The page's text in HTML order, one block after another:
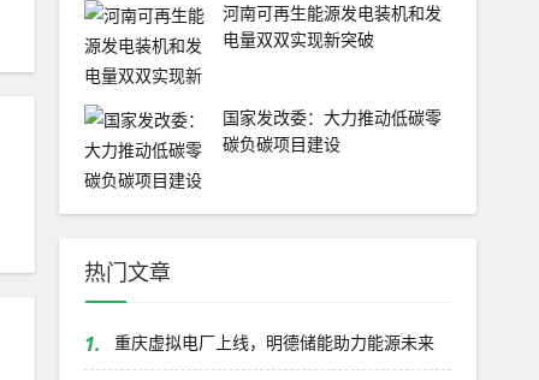
河南可再生能源发电装机和发
电量双双实现新突破
国家发改委：大力推动低碳零
碳负碳项目建设
热门文章
1. 重庆虚拟电厂上线，明德储能助力能源未来